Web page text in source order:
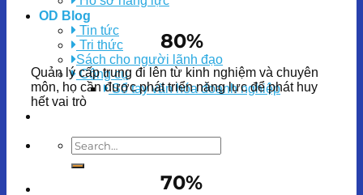
OD Blog
Tin tức
Tri thức
Sách cho người lãnh đạo
Công cụ
Sổ tay văn hóa doanh nghiệp
80%
Quản lý cấp trung đi lên từ kinh nghiệm và chuyên
môn, họ cần được phát triển năng lực để phát huy
hết vai trò
70%